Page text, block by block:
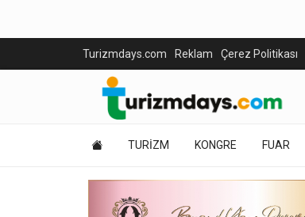
Turizmdays.com Reklam Çerez Politikası
TURİZM KONGRE FUAR